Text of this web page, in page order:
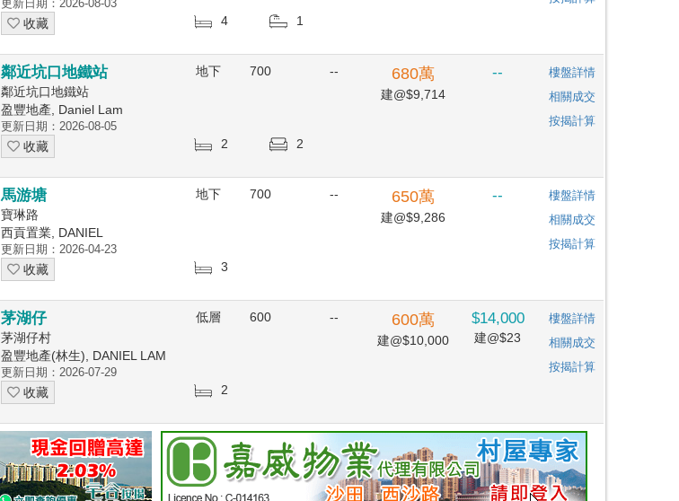
更新日期：2026-08-03
收藏 4 1
鄰近坑口地鐵站
鄰近坑口地鐵站
盈豐地產, Daniel Lam
更新日期：2026-08-05
收藏
地下
2 2
700 -- 680萬
建@$9,714
--
樓盤詳情
相關成交
按揭計算
馬游塘
寶琳路
西貢置業, DANIEL
更新日期：2026-04-23
收藏
地下
3
700 -- 650萬
建@$9,286
--
樓盤詳情
相關成交
按揭計算
茅湖仔
茅湖仔村
盈豐地產(林生), DANIEL LAM
更新日期：2026-07-29
收藏
低層
2
600 -- 600萬
建@$10,000
$14,000
建@$23
樓盤詳情
相關成交
按揭計算